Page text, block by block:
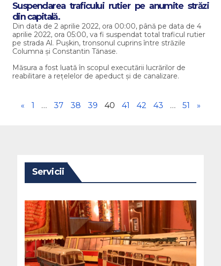
Suspendarea traficului rutier pe anumite străzi
din capitală.
Din data de 2 aprilie 2022, ora 00:00, până pe data de 4
aprilie 2022, ora 05:00, va fi suspendat total traficul rutier
pe strada Al. Pușkin, tronsonul cuprins între străzile
Columna și Constantin Tănase.
Măsura a fost luată în scopul executării lucrărilor de
reabilitare a rețelelor de apeduct și de canalizare.
« 1 … 37 38 39 40 41 42 43 … 51 »
Servicii